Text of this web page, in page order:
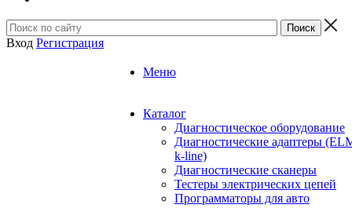
Вход Регистрация
Меню
Каталог
Диагностическое оборудование
Диагностические адаптеры
k-line)
Диагностические сканеры
Тестеры электрических цепей
Программаторы для авто